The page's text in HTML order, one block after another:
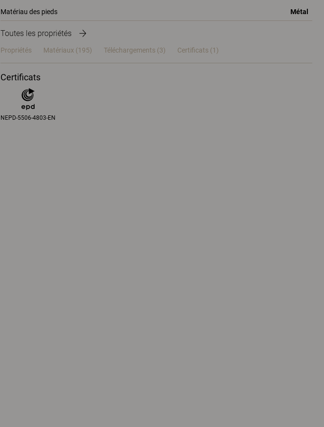
Matériau des pieds Métal
Toutes les propriétés
Propriétés Matériaux (195) Téléchargements (3) Certificats (1)
Certificats
NEPD-5506-4803-EN